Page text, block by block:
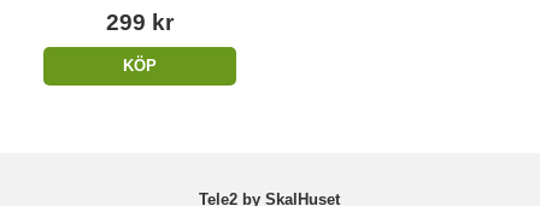
299 kr
KÖP
Tele2 by SkalHuset